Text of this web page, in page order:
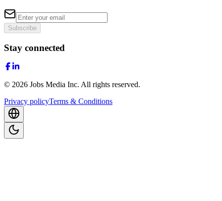
Subscribe
Stay connected
© 2026 Jobs Media Inc. All rights reserved.
Privacy policyTerms & Conditions